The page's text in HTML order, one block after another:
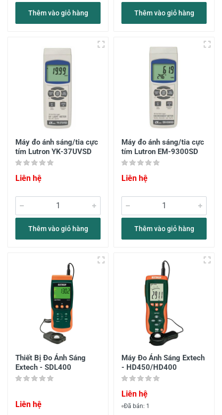
Thêm vào giỏ hàng Thêm vào giỏ hàng
Máy đo ánh sáng/tia cực
tím Lutron YK-37UVSD
Liên hệ
Thêm vào giỏ hàng
Máy đo ánh sáng/tia cực
tím Lutron EM-9300SD
Liên hệ
Thêm vào giỏ hàng
Thiết Bị Đo Ánh Sáng
Extech - SDL400
Liên hệ
Máy Đo Ánh Sáng Extech
- HD450/HD400
Liên hệ
Đã bán: 1